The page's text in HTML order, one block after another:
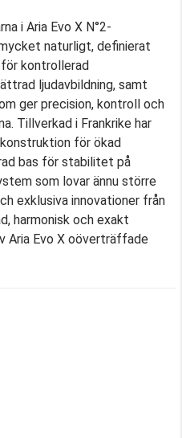
i Aria Evo X N°2-
naturligt, definierat
för kontrollerad
ljudavbildning, samt
ger precision, kontroll och
Tillverkad i Frankrike har
för ökad
bas för stabilitet på
som lovar ännu större
exklusiva innovationer från
harmonisk och exakt
Aria Evo X oöverträffade